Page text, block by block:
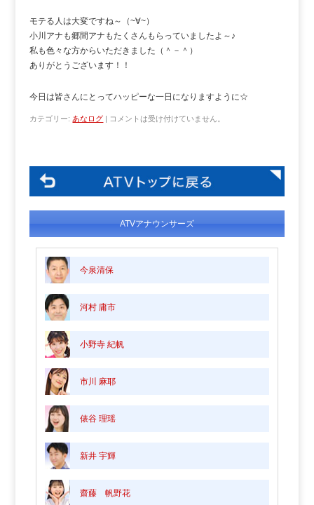
モテる人は大変ですね～（~∀~）
小川アナも郷間アナもたくさんもらっていましたよ～♪
私も色々な方からいただきました（＾－＾）
ありがとうございます！！
今日は皆さんにとってハッピーな一日になりますように☆
カテゴリー: あなログ | コメントは受け付けていません。
ATVアナウンサーズ
今泉清保
河村 庸市
小野寺 紀帆
市川 麻耶
俵谷 理瑶
新井 宇輝
齋藤 帆野花